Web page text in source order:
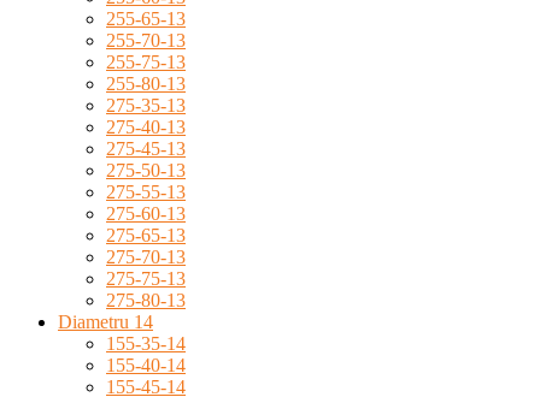
255-65-13
255-70-13
255-75-13
255-80-13
275-35-13
275-40-13
275-45-13
275-50-13
275-55-13
275-60-13
275-65-13
275-70-13
275-75-13
275-80-13
Diametru 14
155-35-14
155-40-14
155-45-14